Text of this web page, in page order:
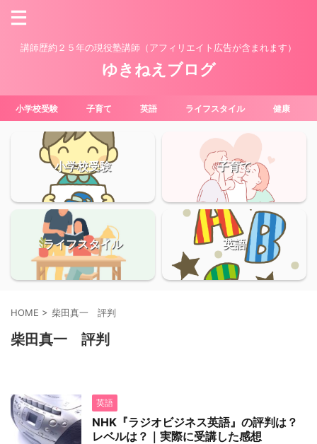
講師歴約２５年の現役塾講師（アフィリエイト広告が含まれます）
ゆきねえブログ
小学校受験 子育て 英語 ライフスタイル 健康
小学校受験 子育て
ライフスタイル 英語
HOME > 柴田真一 評判
柴田真一 評判
英語
NHK『ラジオビジネス英語』の評判は？
レベルは？｜実際に受講した感想